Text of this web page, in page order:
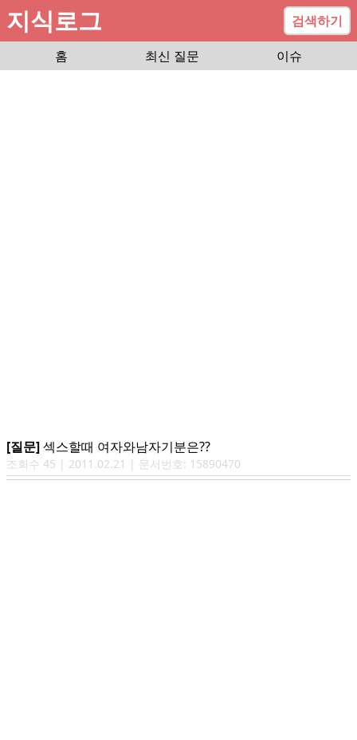
지식로그
검색하기
홈
최신 질문 이슈
[질문]섹스할때 여자와남자기분은??
조회수 45 | 2011.02.21 | 문서번호: 15890470